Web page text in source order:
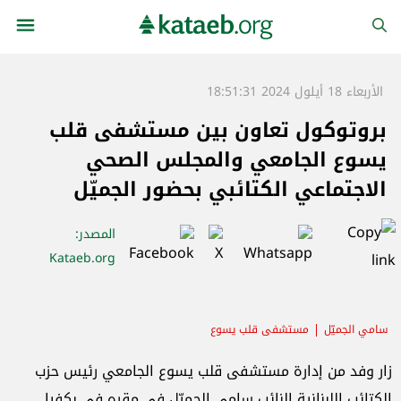
الأربعاء 18 أيلول 2024 18:51:31
بروتوكول تعاون بين مستشفى قلب
يسوع الجامعي والمجلس الصحي
الاجتماعي الكتائبي بحضور الجميّل
المصدر:
Kataeb.org
سامي الجميّل
مستشفى قلب يسوع
زار وفد من إدارة مستشفى قلب يسوع الجامعي رئيس حزب